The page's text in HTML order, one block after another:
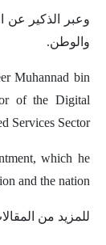
وعبر الذكير عن
والوطن.
Muhannad bin
of the Digital
Services Sector.
which he
and the nation.
للمزيد من